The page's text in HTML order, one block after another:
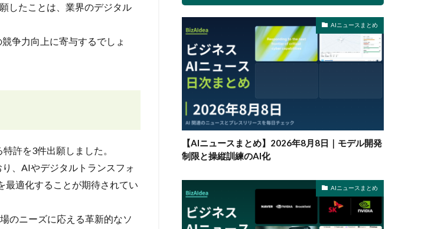
したことは、業界のデジタル
争力向上に寄与するでしょ
許を3件出願しました。
、AIやデジタルトランスフォ
最適化することが期待されてい
のニーズに応える革新的なソ
AIニュースまとめ
【AIニュースまとめ】2026年8月8日｜モデル開発
制限と操縦訓練のAI化
AIニュースまとめ